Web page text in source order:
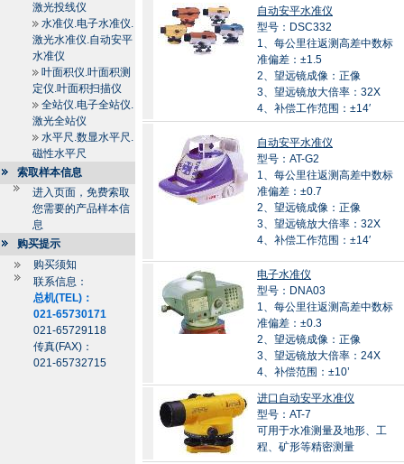
激光投线仪
水准仪.电子水准仪.
激光水准仪.自动安平
水准仪
叶面积仪.叶面积测
定仪.叶面积扫描仪
全站仪.电子全站仪.
激光全站仪
水平尺.数显水平尺.
磁性水平尺
索取样本信息
进入页面，免费索取
您需要的产品样本信
息
购买提示
购买须知
联系信息：
总机(TEL)：
021-65730171
021-65729118
传真(FAX)：
021-65732715
自动安平水准仪
型号：DSC332
1、每公里往返测高差中数标
准偏差：±1.5
2、望远镜成像：正像
3、望远镜放大倍率：32X
4、补偿工作范围：±14′
自动安平水准仪
型号：AT-G2
1、每公里往返测高差中数标
准偏差：±0.7
2、望远镜成像：正像
3、望远镜放大倍率：32X
4、补偿工作范围：±14′
电子水准仪
型号：DNA03
1、每公里往返测高差中数标
准偏差：±0.3
2、望远镜成像：正像
3、望远镜放大倍率：24X
4、补偿范围：±10’
进口自动安平水准仪
型号：AT-7
可用于水准测量及地形、工
程、矿形等精密测量